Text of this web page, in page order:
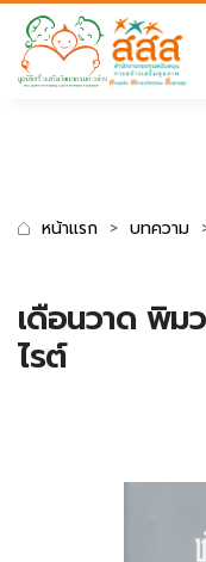
มาตรฐานการเข้าถึงเว็บ
หน้าแรก บทความ
เดือนวาด พิ
ไรต์